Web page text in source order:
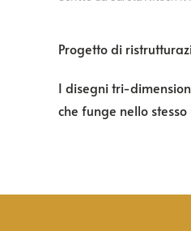
Progetto di
I disegni tri-
che funge nello